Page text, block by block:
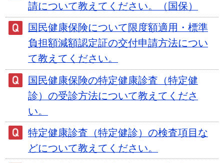
請について教えてください。（国保）
国民健康保険について限度額適用・標準
負担額減額認定証の交付申請方法につい
て教えてください。
国民健康保険の特定健康診査（特定健
診）の受診方法について教えてくださ
い。
特定健康診査（特定健診）の検査項目な
どについて教えてください。